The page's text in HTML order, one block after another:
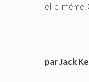
elle-même.
par Jack